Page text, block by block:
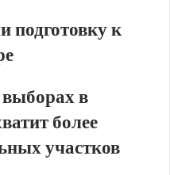
подготовку к
в
более
участков